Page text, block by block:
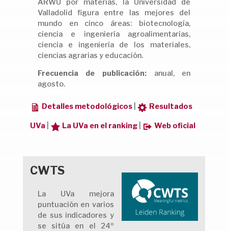
ARWU por materias, la Universidad de
Valladolid figura entre las mejores del
mundo en cinco áreas: biotecnología,
ciencia e ingeniería agroalimentarias,
ciencia e ingeniería de los materiales,
ciencias agrarias y educación.
Frecuencia de publicación:anual, en
agosto.
Detalles metodológicos Resultados
UVa La UVa en el ranking Web oficial
CWTS
La UVa mejora
puntuación en varios
de sus indicadores y
se sitúa en el 24º